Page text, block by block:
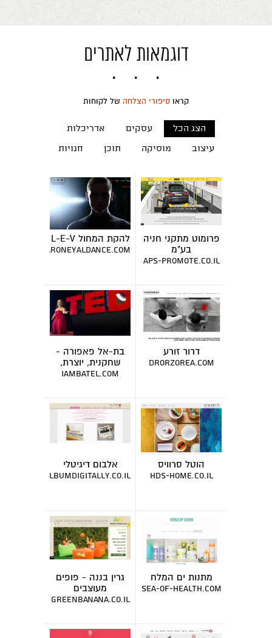
דוגמאות לאתרים
קראו סיפורי הצלחה של לקוחות
הצג הכל עסקים
אדריכלות
עיצוב
מוסיקה תוכן חנויות
פרומוט מתקני חניה
בע"מ
aps-promote.co.il
להקת המחול L-E-V
www.sharoneyaldance.com
דרור זורע
drorzorea.com
בת-אל פאפורה -
שחקנית, יוצרת,
מרצה
iambatel.com
הוטל סרוויס
hds-home.co.il
אלבום דיגיטלי
albumdigitally.co.il
מתנות ים המלח
sea-of-health.com
גרין בננה - פופים
מעוצבים
greenbanana.co.il